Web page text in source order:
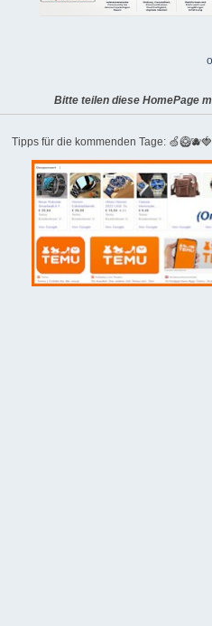
Bitte teilen diese HomePage
Tipps für die kommenden Tage: